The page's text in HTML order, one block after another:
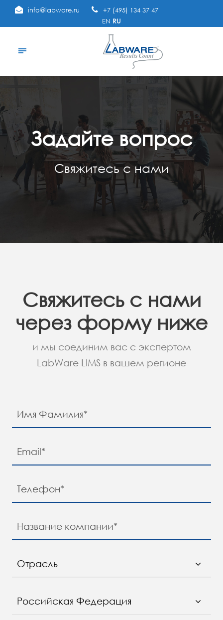
info@labware.ru
+7 (495) 134 37 47
EN RU
Задайте вопрос
Свяжитесь с нами
Свяжитесь с нами
через форму ниже
и мы соединим вас с экспертом
LabWare LIMS в вашем регионе